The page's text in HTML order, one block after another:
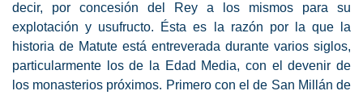
decir, por concesión del Rey a los mismos para su
explotación y usufructo. Ésta es la razón por la que la
historia de Matute está entreverada durante varios siglos,
particularmente los de la Edad Media, con el devenir de
los monasterios próximos. Primero con el de San Millán de